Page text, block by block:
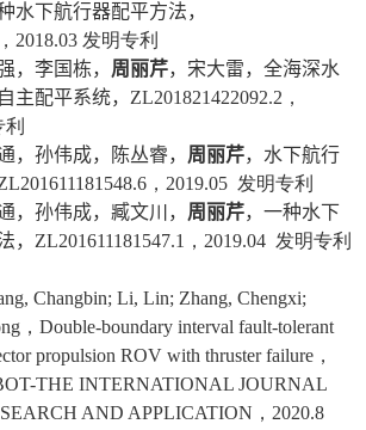
水下航行器配平方法，
， 2018.03 发明专利
，李国栋， 周丽芹，宋大雷，全海深水
主配平系统， ZL201821422092.2 ，
，孙伟成，陈丛睿， 周丽芹，水下航行
， 2019.05 发明专利
，孙伟成，臧文川， 周丽芹，一种水下
， ZL201611181547.1 ， 2019.04 发明专利
Changbin; Li, Lin; Zhang, Chengxi;
， Double-boundary interval fault-tolerant
propulsion ROV with thruster failure ，
THE INTERNATIONAL JOURNAL
AND APPLICATION ， 2020.8